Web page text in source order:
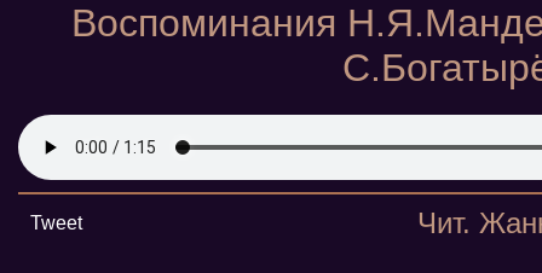
Воспоминания
Tweet Чит.